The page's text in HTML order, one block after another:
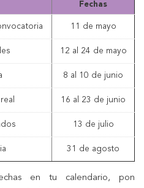
Fechas
11 de mayo
12 al 24 de mayo
8 al 10 de junio
16 al 23 de junio
13 de julio
31 de agosto
en tu calendario, pon